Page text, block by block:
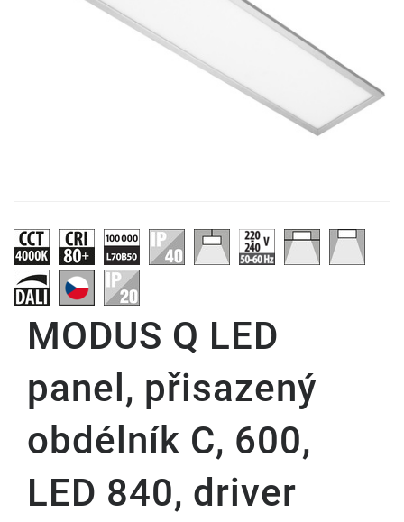
MODUS Q LED
panel, přisazený
obdélník C, 600,
LED 840, driver